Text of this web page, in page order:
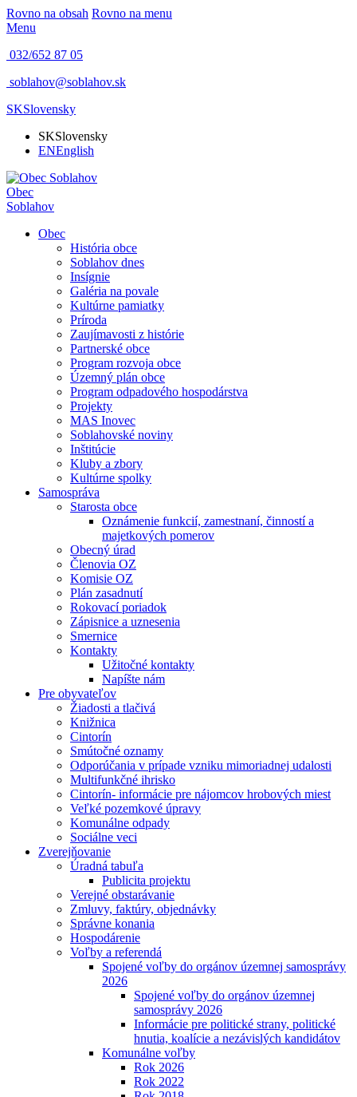
Rovno na obsah Rovno na menu
Menu
032/652 87 05
soblahov@soblahov.sk
SKSlovensky
SKSlovensky
ENEnglish
Obec
Soblahov
Obec
História obce
Soblahov dnes
Insígnie
Galéria na povale
Kultúrne pamiatky
Príroda
Zaujímavosti z histórie
Partnerské obce
Program rozvoja obce
Územný plán obce
Program odpadového hospodárstva
Projekty
MAS Inovec
Soblahovské noviny
Inštitúcie
Kluby a zbory
Kultúrne spolky
Samospráva
Starosta obce
Oznámenie funkcií, zamestnaní, činností a
majetkových pomerov
Obecný úrad
Členovia OZ
Komisie OZ
Plán zasadnutí
Rokovací poriadok
Zápisnice a uznesenia
Smernice
Kontakty
Užitočné kontakty
Napíšte nám
Pre obyvateľov
Žiadosti a tlačivá
Knižnica
Cintorín
Smútočné oznamy
Odporúčania v prípade vzniku mimoriadnej udalosti
Multifunkčné ihrisko
Cintorín- informácie pre nájomcov hrobových miest
Veľké pozemkové úpravy
Komunálne odpady
Sociálne veci
Zverejňovanie
Úradná tabuľa
Publicita projektu
Verejné obstarávanie
Zmluvy, faktúry, objednávky
Správne konania
Hospodárenie
Voľby a referendá
Spojené voľby do orgánov územnej samosprávy
2026
Spojené voľby do orgánov územnej
samosprávy 2026
Informácie pre politické strany, politické
hnutia, koalície a nezávislých kandidátov
Komunálne voľby
Rok 2026
Rok 2022